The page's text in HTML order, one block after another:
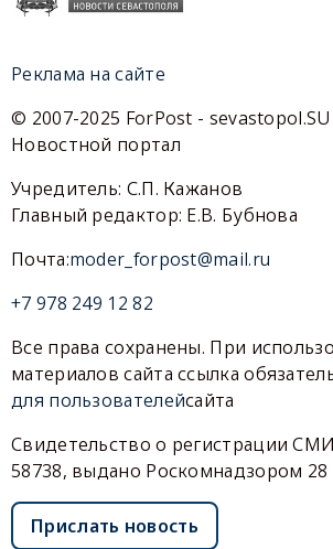
Реклама на сайте
© 2007-2025 ForPost - sevastopol.SU
Новостной портал
Учредитель: С.П. Кажанов
Главный редактор: Е.В. Бубнова
Почта:moder_forpost@mail.ru
+7 978 249 12 82
Все права сохранены. При
материалов сайта ссылка
для пользователейсайта
Свидетельство о регистрации
58738, выдано Роскомнадзором 28
Прислать новость